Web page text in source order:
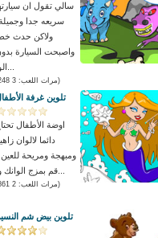
سالي تقول ان
سريعه جدا
ولاكن حدث
واصبحت السيارة
(مرات اللعب: 3 248)
تلوين غرفة
اوضة الأطفال
دائما لالوان
ومبهجة ومريحة للعين
(مرات اللعب: 2 861)
تلوين بيض شم